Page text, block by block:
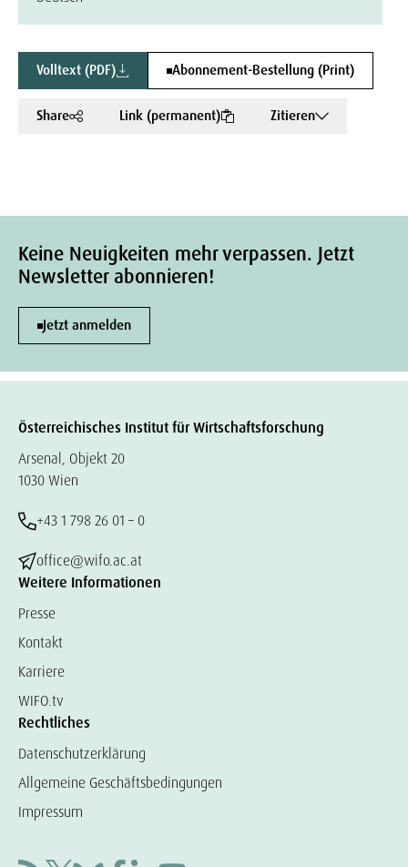
Volltext (PDF) Abonnement-Bestellung (Print)
Share Link (permanent) Zitieren
Keine Neuigkeiten mehr verpassen. Jetzt
Newsletter abonnieren!
Jetzt anmelden
Österreichisches Institut für Wirtschaftsforschung
Arsenal, Objekt 20
1030 Wien
+43 1 798 26 01 – 0
office@wifo.ac.at
Weitere Informationen
Presse
Kontakt
Karriere
WIFO.tv
Rechtliches
Datenschutzerklärung
Allgemeine Geschäftsbedingungen
Impressum